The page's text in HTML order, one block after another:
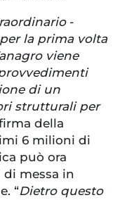
-
la prima volta
viene
di un
strutturali per
della
6 milioni di
può ora
di messa in
“Dietro questo